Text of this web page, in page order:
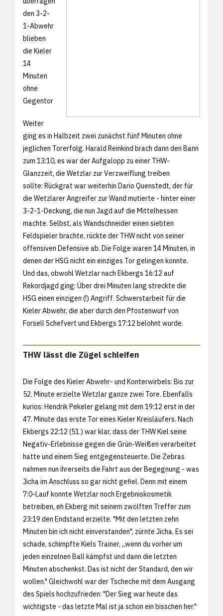
den 3-2-
1-Abwehr
blieben
die Kieler
14
Minuten
ohne
Gegentor
Weiter
ging es in Halbzeit zwei zunächst fünf Minuten ohne
jeglichen Torerfolg. Harald Reinkind brach dann den Bann
zum 13:10, es war der Aufgalopp zu einer THW-
Glanzzeit, die Wetzlar zur Verzweiflung treiben
sollte: Rückgrat war weiterhin Dario Quenstedt, der für
die Wetzlarer Angreifer zur Wand mutierte - hinter einer
3-2-1-Deckung, die nun Jagd auf die Mittelhessen
machte. Selbst, als Wandschneider einen siebten
Feldspieler brachte, rückte der THW nicht von seiner
offensiven Defensive ab. Die Folge waren 14 Minuten, in
denen der HSG nicht ein einziges Tor gelingen konnte.
Und das, obwohl Wetzlar nach Ekbergs 16:12 auf
Rekordjagd ging: Über drei Minuten lang streckte die
HSG einen einzigen (!) Angriff. Schwerstarbeit für die
Kieler Abwehr, die aber durch den Pfostenwurf von
Forsell Schefvert und Ekbergs 17:12 belohnt wurde.
THW lässt die Zügel schleifen
Die Folge des Kieler Abwehr- und Konterwirbels: Bis zur
52. Minute erzielte Wetzlar ganze zwei Tore. Ebenfalls
kurios: Hendrik Pekeler gelang mit dem 19:12 erst in der
47. Minute das erste Tor eines Kieler Kreisläufers. Nach
Ekbergs 22:12 (51.) war klar, dass der THW Kiel seine
Negativ-Erlebnisse gegen die Grün-Weißen verarbeitet
hatte und einem Sieg entgegensteuerte. Die Zebras
nahmen nun ihrerseits die Fahrt aus der Begegnung - was
Jicha im Anschluss so gar nicht gefiel. Denn mit einem
7:0-Lauf konnte Wetzlar noch Ergebniskosmetik
betreiben, eh Ekberg mit seinem zwölften Treffer zum
23:19 den Endstand erzielte. "Mit den letzten zehn
Minuten bin ich nicht einverstanden", zürnte Jicha. Es sei
schade, schimpfte Kiels Trainer, „wenn du vorher um
jeden einzelnen Ball kämpfst und dann die letzten
Minuten abschenkst. Das ist nicht der Standard, den wir
wollen." Gleichwohl war der Tscheche mit dem Ausgang
des Spiels hochzufrieden: "Der Sieg war heute das
wichtigste - das letzte Mal ist ja schon ein bisschen her."